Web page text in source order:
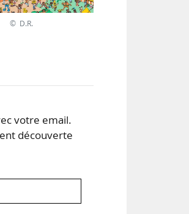
© D.R.
votre email.
découverte